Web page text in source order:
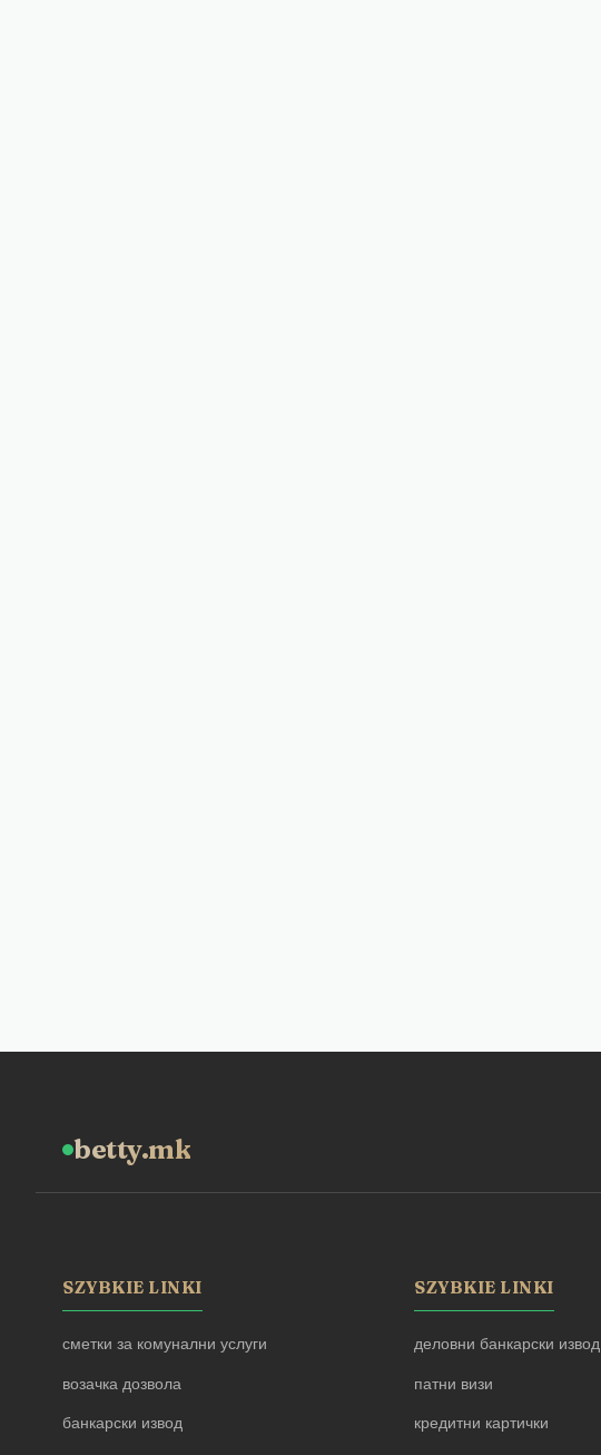
betty.mk
SZYBKIE LINKI
сметки за комунални услуги
возачка дозвола
банкарски извод
SZYBKIE LINKI
деловни банкарски извод
патни визи
кредитни картички